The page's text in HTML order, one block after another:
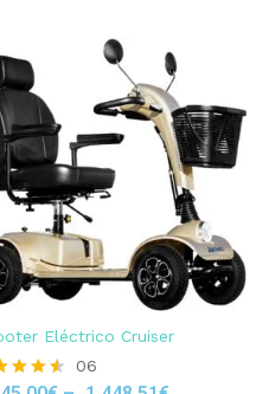
Eléctrico Cruiser
06